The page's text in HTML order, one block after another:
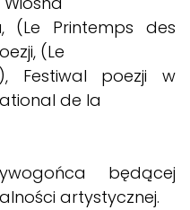
(Le Printemps des
(Le
Festiwal poezji w
de la
będącej
artystycznej.